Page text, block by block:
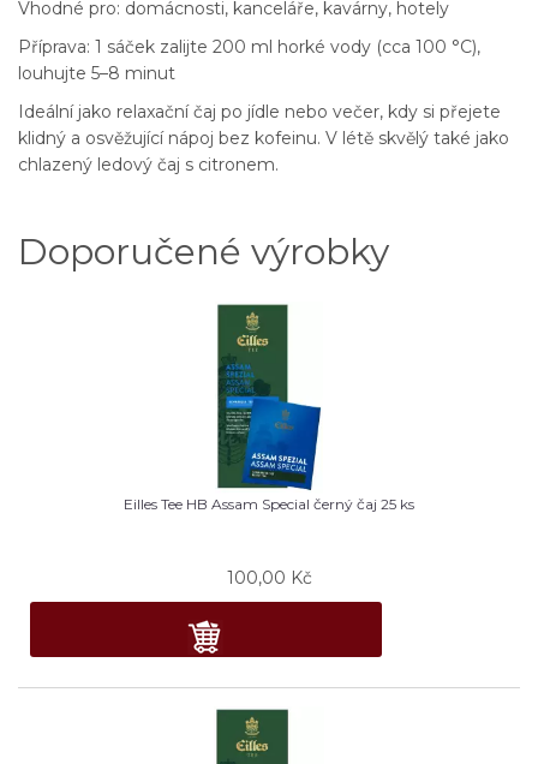
Vhodné pro: domácnosti, kanceláře, kavárny, hotely
Příprava: 1 sáček zalijte 200 ml horké vody (cca 100 °C),
louhujte 5–8 minut
Ideální jako relaxační čaj po jídle nebo večer, kdy si přejete
klidný a osvěžující nápoj bez kofeinu. V létě skvělý také jako
chlazený ledový čaj s citronem.
Doporučené výrobky
Eilles Tee HB Assam Special černý čaj 25 ks
100,00 Kč